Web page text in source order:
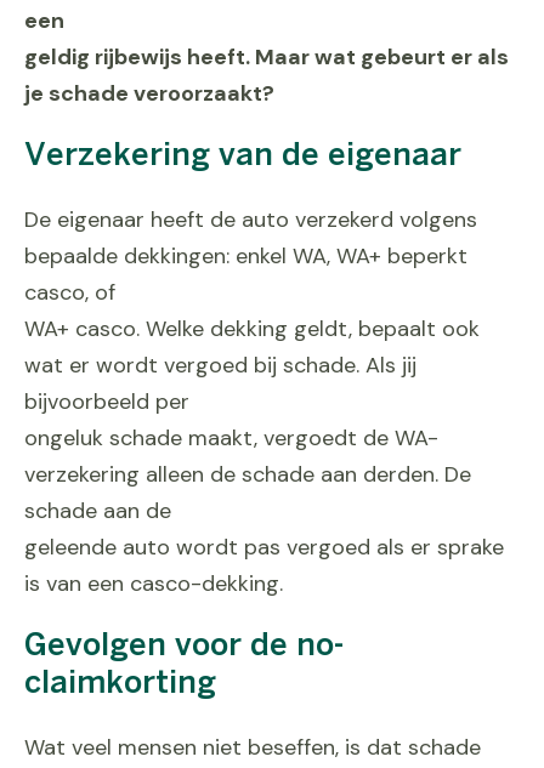
een
geldig rijbewijs heeft. Maar wat gebeurt er als
je schade veroorzaakt?
Verzekering van de eigenaar
De eigenaar heeft de auto verzekerd volgens
bepaalde dekkingen: enkel WA, WA+ beperkt
casco, of
WA+ casco. Welke dekking geldt, bepaalt ook
wat er wordt vergoed bij schade. Als jij
bijvoorbeeld per
ongeluk schade maakt, vergoedt de WA-
verzekering alleen de schade aan derden. De
schade aan de
geleende auto wordt pas vergoed als er sprake
is van een casco-dekking.
Gevolgen voor de no-
claimkorting
Wat veel mensen niet beseffen, is dat schade